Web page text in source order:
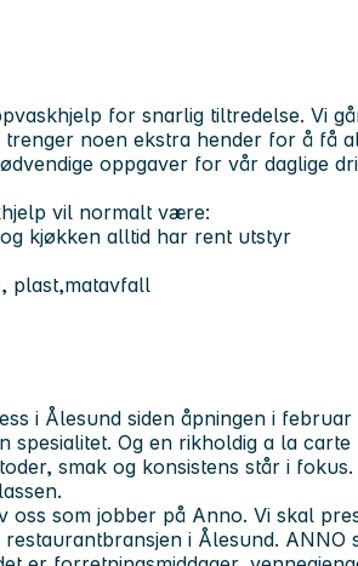
for snarlig tiltredelse. Vi
trenger noen ekstra hender for å få
oppgaver for vår daglige
vil normalt være:
kjøkken alltid har rent utstyr
plast,matavfall
i Ålesund siden åpningen i februar
spesialitet. Og en rikholdig a la
smak og konsistens står i
oss som jobber på Anno. Vi skal
i Ålesund. ANNO